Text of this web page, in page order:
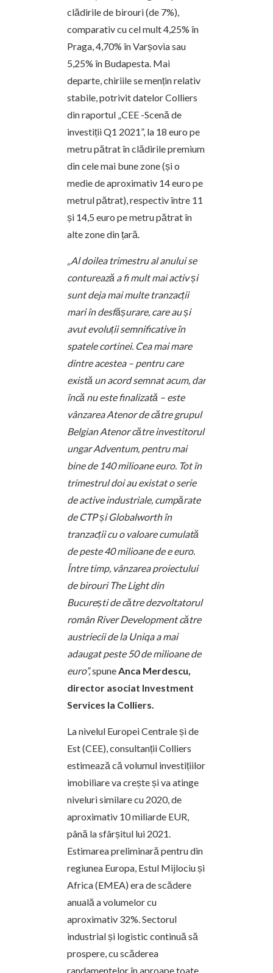
clădirile de birouri (de 7%),
comparativ cu cel mult 4,25% în
Praga, 4,70% în Varșovia sau
5,25% în Budapesta. Mai
departe, chiriile se mențin relativ
stabile, potrivit datelor Colliers
din raportul „CEE -Scenă de
investiții Q1 2021”, la 18 euro pe
metru pătrat în clădirile premium
din cele mai bune zone (și o
medie de aproximativ 14 euro pe
metrul pătrat), respectiv între 11
și 14,5 euro pe metru pătrat în
alte zone din țară.
„Al doilea trimestru al anului se
conturează a fi mult mai activ și
sunt deja mai multe tranzacții
mari în desfășurare, care au și
avut evoluții semnificative în
spatele cortinei. Cea mai mare
dintre acestea – pentru care
există un acord semnat acum, dar
încă nu este finalizată – este
vânzarea Atenor de către grupul
Belgian Atenor către investitorul
ungar Adventum, pentru mai
bine de 140 milioane euro. Tot în
trimestrul doi au existat o serie
de active industriale, cumpărate
de CTP și Globalworth în
tranzacții cu o valoare cumulată
de peste 40 milioane de e euro.
Între timp, vânzarea proiectului
de birouri The Light din
București de către dezvoltatorul
român River Development către
austriecii de la Uniqa a mai
adaugat peste 50 de milioane de
euro”,spuneAnca Merdescu,
director asociat Investment
Services la Colliers.
La nivelul Europei Centrale și de
Est (CEE), consultanții Colliers
estimează că volumul investițiilor
imobiliare va crește și va atinge
niveluri similare cu 2020, de
aproximativ 10 miliarde EUR,
până la sfârșitul lui 2021.
Estimarea preliminară pentru din
regiunea Europa, Estul Mijlociu și
Africa (EMEA) era de scădere
anuală a volumelor cu
aproximativ 32%. Sectorul
industrial și logistic continuă să
prospere, cu scăderea
randamentelor în aproape toate